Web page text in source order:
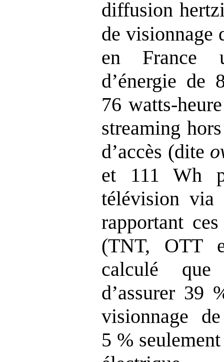
diffusion
de visionnage
en France
d’énergie de
76
streaming
d’accès (dite
et 111 Wh
télévision via
rapportant
(TNT, OTT
calculé
d’assurer 39
visionnage
5 %